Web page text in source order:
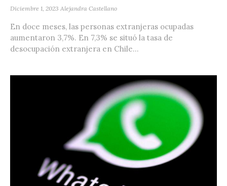
Diciembre 1, 2023 Alejandra Castellano
En doce meses, las personas extranjeras ocupadas
aumentaron 3,7%. En 7,3% se situó la tasa de
desocupación extranjera en Chile...